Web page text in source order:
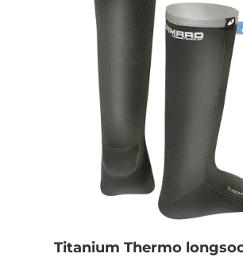
Titanium Thermo